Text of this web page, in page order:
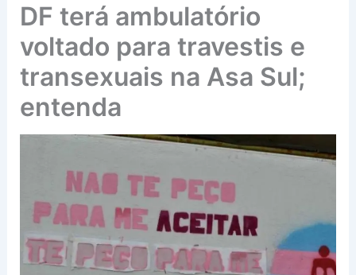
DF terá ambulatório
voltado para travestis e
transexuais na Asa Sul;
entenda